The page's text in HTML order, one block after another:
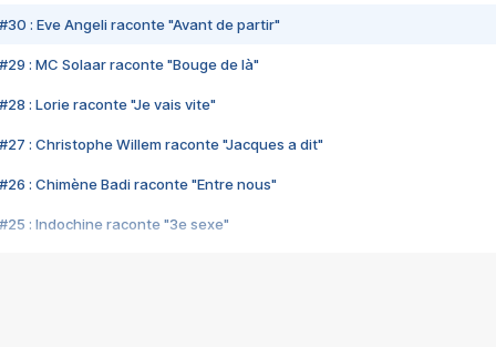
#30 : Eve Angeli raconte "Avant de partir"
#29 : MC Solaar raconte "Bouge de là"
#28 : Lorie raconte "Je vais vite"
#27 : Christophe Willem raconte "Jacques a dit"
#26 : Chimène Badi raconte "Entre nous"
#25 : Indochine raconte "3e sexe"